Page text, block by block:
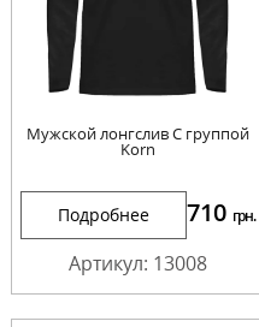
Мужской лонгслив С группой
Korn
Подробнее 710 грн.
Артикул: 13008